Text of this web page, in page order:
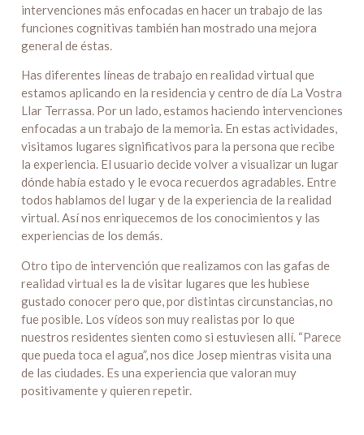
intervenciones más enfocadas en hacer un trabajo de las
funciones cognitivas también han mostrado una mejora
general de éstas.
Has diferentes líneas de trabajo en realidad virtual que
estamos aplicando en la residencia y centro de día La Vostra
Llar Terrassa. Por un lado, estamos haciendo intervenciones
enfocadas a un trabajo de la memoria. En estas actividades,
visitamos lugares significativos para la persona que recibe
la experiencia. El usuario decide volver a visualizar un lugar
dónde había estado y le evoca recuerdos agradables. Entre
todos hablamos del lugar y de la experiencia de la realidad
virtual. Así nos enriquecemos de los conocimientos y las
experiencias de los demás.
Otro tipo de intervención que realizamos con las gafas de
realidad virtual es la de visitar lugares que les hubiese
gustado conocer pero que, por distintas circunstancias, no
fue posible. Los vídeos son muy realistas por lo que
nuestros residentes sienten como si estuviesen allí. “Parece
que pueda toca el agua”, nos dice Josep mientras visita una
de las ciudades. Es una experiencia que valoran muy
positivamente y quieren repetir.